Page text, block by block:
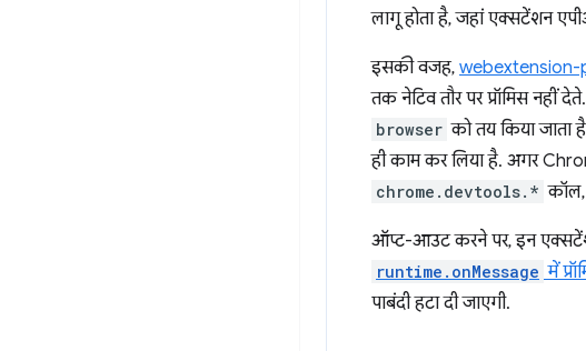
लागू होता है, जहां एक्सटेंशन
इसकी वजह, webextension-
तक नेटिव तौर पर प्रॉमिस
browser को तय किया जाता
ही काम कर लिया है. अगर
chrome.devtools.* कॉल,
ऑप्ट-आउट करने पर, इन
runtime.onMessage में
पाबंदी हटा दी जाएगी.